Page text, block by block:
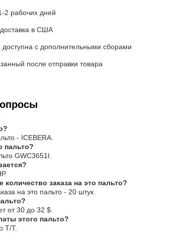
2 рабочих дней
в США
с дополнительными сборами
после отправки товара
- ICEBERA.
пальто?
GWC3651I.
заказа на это пальто?
на это пальто - 20 штук.
от 30 до 32 $.
этого пальто?
T/T.